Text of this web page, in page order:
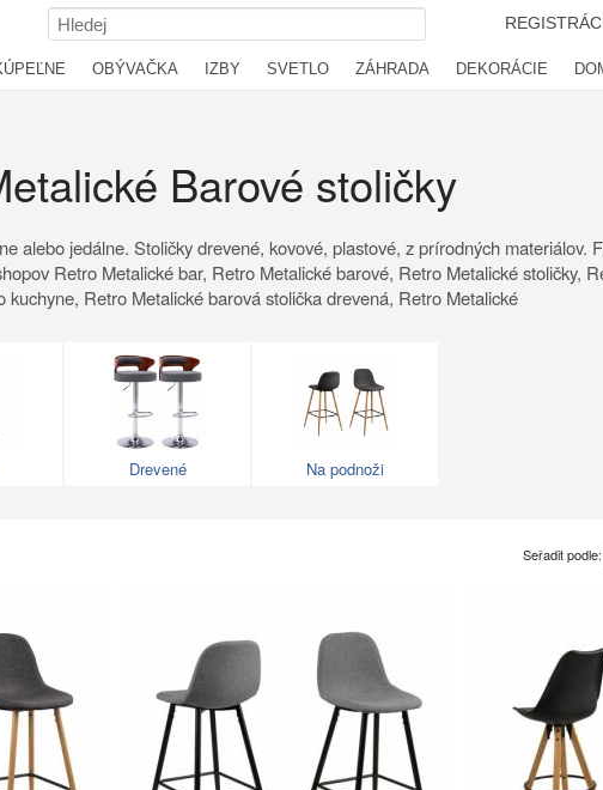
OBÝVAČKA IZBY SVETLO ZÁHRADA DEKORÁCIE
Barové stoličky
alebo jedálne. Stoličky drevené, kovové, plastové, z prírodných materiálov.
Retro Metalické bar, Retro Metalické barové, Retro Metalické stoličky,
Retro Metalické barová stolička drevená, Retro Metalické
Drevené Na podnoži
Seřadit podle: